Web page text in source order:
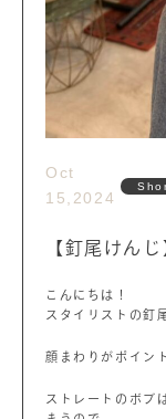
Oct
15,2024
【釘尾けん
こんにちは！
スタイリストの釘
顔まわりがポイン
ストレートのボブ